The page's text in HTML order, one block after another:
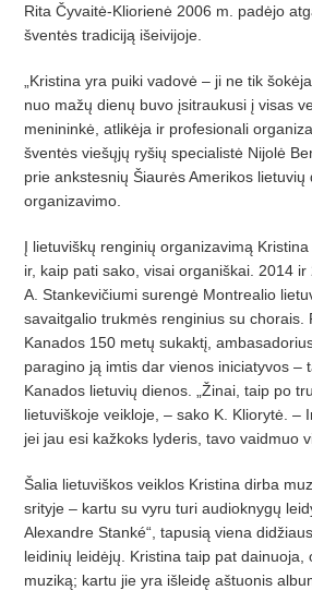
Rita Čyvaitė-Kliorienė 2006 m. padėjo
šventės tradiciją išeivijoje.
„Kristina yra puiki vadovė – ji ne tik
nuo mažųdienų buvo įsitraukusi į visas
menininkė, atlikėja ir profesionali
šventės viešųjų ry­šių specialistė Nijolė
prie ankstesnių Šiaurės Amerikos lietuvių
organizavimo.
Į lietuviškų renginių organizavimą
ir, kaip pa­ti sako, visai orga­niškai. 2014 ir
A. Stankevičiumi surengė Montrealio
savaitgalio trukmės renginius su chorais.
Kanados 150 metų sukaktį ,
paragino ją imtis dar vienos iniciatyvos–
Kanados lietuviųdienos.
„Žinai, taip po
lietuviš­koje veikloje, – sako K. Kliorytė. –
jei jau esi kažkoks lyderis, tavo vaidmuo
Šalia lietuviškos veiklos Kristina dirba
srityje – kartu su vyru turi audioknygų
Alexandre Stanké“, tapusią viena
leidinių leidėjų. Kristina taip pat dainuoja,
muziką; kartu jie yra išleidę aštuonis